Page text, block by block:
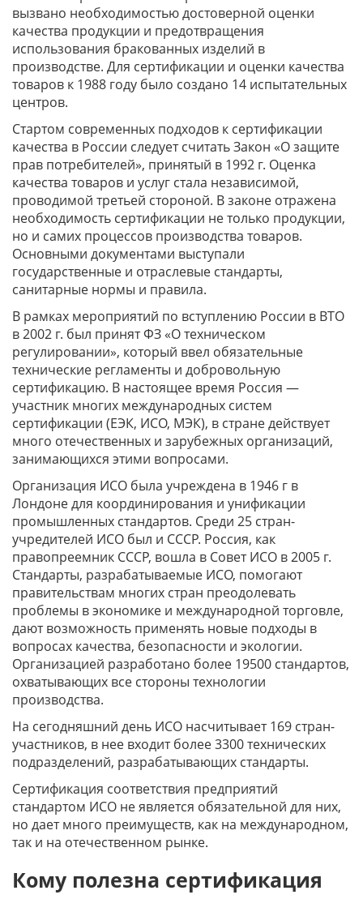
вызвано необходимостью достоверной оценки
качества продукции и предотвращения
использования бракованных изделий в
производстве. Для сертификации и оценки качества
товаров к 1988 году было создано 14 испытательных
центров.
Стартом современных подходов к сертификации
качества в России следует считать Закон «О защите
прав потребителей», принятый в 1992 г. Оценка
качества товаров и услуг стала независимой,
проводимой третьей стороной. В законе отражена
необходимость сертификации не только продукции,
но и самих процессов производства товаров.
Основными документами выступали
государственные и отраслевые стандарты,
санитарные нормы и правила.
В рамках мероприятий по вступлению России в ВТО
в 2002 г. был принят ФЗ «О техническом
регулировании», который ввел обязательные
технические регламенты и добровольную
сертификацию. В настоящее время Россия —
участник многих международных систем
сертификации (ЕЭК, ИСО, МЭК), в стране действует
много отечественных и зарубежных организаций,
занимающихся этими вопросами.
Организация ИСО была учреждена в 1946 г в
Лондоне для координирования и унификации
промышленных стандартов. Среди 25 стран-
учредителей ИСО был и СССР. Россия, как
правопреемник СССР, вошла в Совет ИСО в 2005 г.
Стандарты, разрабатываемые ИСО, помогают
правительствам многих стран преодолевать
проблемы в экономике и международной торговле,
дают возможность применять новые подходы в
вопросах качества, безопасности и экологии.
Организацией разработано более 19500 стандартов,
охватывающих все стороны технологии
производства.
На сегодняшний день ИСО насчитывает 169 стран-
участников, в нее входит более 3300 технических
подразделений, разрабатывающих стандарты.
Сертификация соответствия предприятий
стандартом ИСО не является обязательной для них,
но дает много преимуществ, как на международном,
так и на отечественном рынке.
Кому полезна сертификация